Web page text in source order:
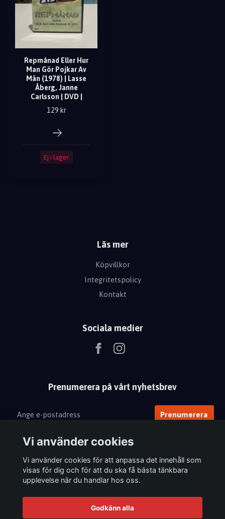
Repmånad Eller Hur
Man Gör Pojkar Av
Män (1978) | Lasse
Åberg, Janne
Carlsson | DVD |
129 kr
Ej i lager
Läs mer
Köpvillkor
Integritetspolicy
Kontakt
Sociala medier
Prenumerera på vårt nyhetsbrev
Prenumerera
Vi använder cookies
Vi använder cookies för att anpassa det innehåll som
visas för dig och för att du ska få bästa tänkbara
upplevelse när du handlar hos oss.
Godkänn alla